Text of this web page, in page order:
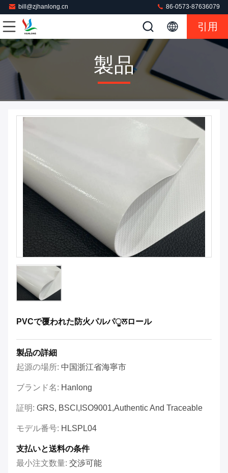
bill@zjhanlong.cn 86-0573-87636079
引用
製品
PVCで覆われた防火パルパੂਲロール
製品の詳細
起源の場所: 中国浙江省海寧市
ブランド名: Hanlong
証明: GRS, BSCI,ISO9001,Authentic And Traceable
モデル番号: HLSPL04
支払いと送料の条件
最小注文数量: 交渉可能